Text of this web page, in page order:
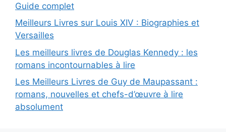
Guide complet
Meilleurs Livres sur Louis XIV : Biographies et
Versailles
Les meilleurs livres de Douglas Kennedy : les
romans incontournables à lire
Les Meilleurs Livres de Guy de Maupassant :
romans, nouvelles et chefs-d’œuvre à lire
absolument